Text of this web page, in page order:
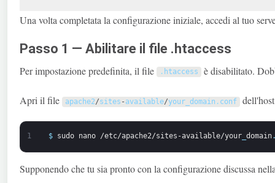
Una volta completata la configurazione iniziale, accedi al tuo
Passo 1 — Abilitare il file .htaccess
Per impostazione predefinita, il file . htaccess è disabilitato.
Apri il file apache2/sites - available/your_domain . conf
1 $ sudo nano /etc/apache2/sites-available/your_ domain
Supponendo che tu sia pronto con la configurazione discussa